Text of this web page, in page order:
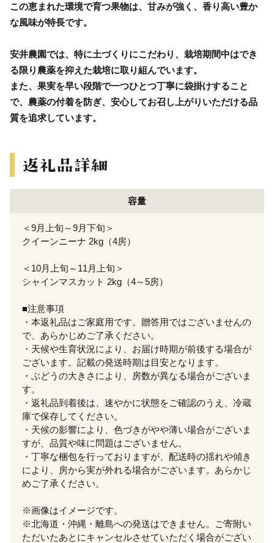
この恵まれた環境で育つ果物は、甘みが強く、香り高い豊か
な風味が特長です。
安井農園では、特に土づくりにこだわり、栽培期間中はでき
る限り農薬を抑えた栽培に取り組んでいます。
また、果実を早い段階で一つひとつ丁寧に袋掛けすること
で、農薬の付着を防ぎ、安心してお召し上がりいただける品
質を追求しています。
容量
＜9月上旬～9月下旬＞
クイーンニーナ 2kg（4房）
＜10月上旬～11月上旬＞
シャインマスカット 2kg（4～5房）
■注意事項
・本返礼品はご家庭用です。贈答用ではございませんの
で、あらかじめご了承ください。
・天候や生育状況により、お届け時期が前後する場合が
ございます。記載の発送時期は目安となります。
・ぶどうの大きさにより、房数が異なる場合がございま
す。
・返礼品到着後は、速やかに状態をご確認のうえ、冷蔵
庫で保存してください。
・天候の影響により、色づきがやや薄い場合がございま
すが、品質や味に問題はございません。
・丁寧な梱包を行っておりますが、配送時の揺れや傾き
により、房から実が外れる場合がございます。あらかじ
めご了承ください。
※画像はイメージです。
※北海道・沖縄・離島への発送はできません。ご寄附い
ただいたあとにキャンセルさせていただく場合がござい